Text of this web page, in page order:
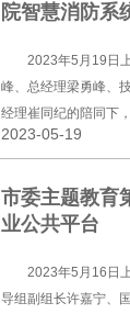
院智慧消防系
2023年5月19日
峰、总经理梁勇峰、
经理崔同纪的陪同下
统建设情况，北京天
2023-05-19
市委主题教育
业公共平台
2023年5月16日
导组副组长许嘉宁、